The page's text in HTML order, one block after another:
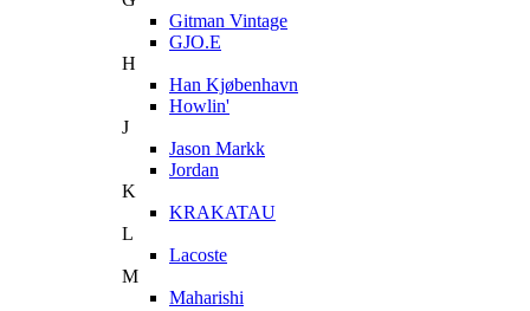
Gitman Vintage
GJO.E
H
Han Kjøbenhavn
Howlin'
J
Jason Markk
Jordan
K
KRAKATAU
L
Lacoste
M
Maharishi